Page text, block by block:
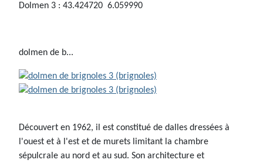
Dolmen 3 : 43.424720 6.059990
dolmen de b...
Découvert en 1962, il est constitué de dalles dressées à
l'ouest et à l'est et de murets limitant la chambre
sépulcrale au nord et au sud. Son architecture et